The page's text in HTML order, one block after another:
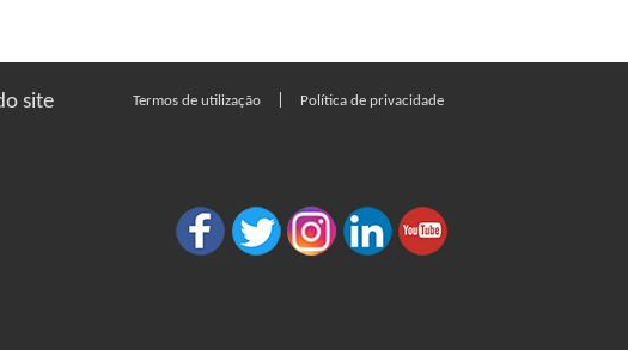
site Termos de utilização Política de privacidade